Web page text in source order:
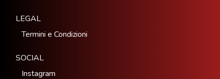
LEGAL
Termini e Condizioni
SOCIAL
Instagram